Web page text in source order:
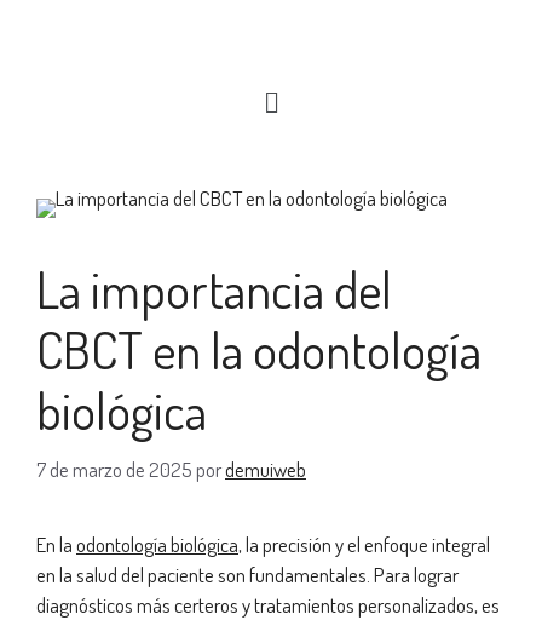
La importancia del
CBCT en la odontología
biológica
7 de marzo de 2025pordemuiweb
En laodontología biológica, la precisión y el enfoque integral
en la salud del paciente son fundamentales. Para lograr
diagnósticos más certeros y tratamientos personalizados, es